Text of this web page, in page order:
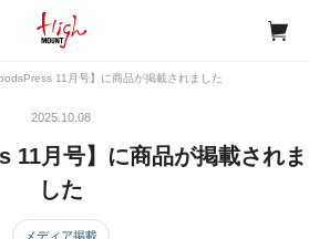
11月号】に商品が掲載されました
2025.10.08
11月号】に商品が掲載されま
した
メディア掲載